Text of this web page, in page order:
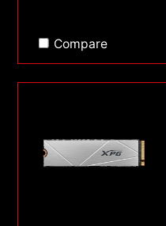
Compare